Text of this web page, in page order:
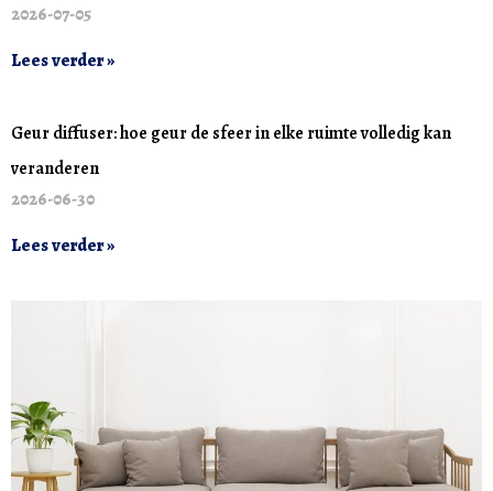
2026-07-05
Lees verder »
Geur diffuser: hoe geur de sfeer in elke ruimte volledig kan
veranderen
2026-06-30
Lees verder »